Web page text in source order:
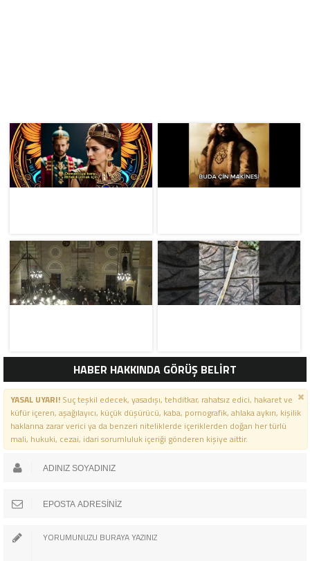
HABER HAKKINDA GÖRÜŞ BELİRT
YASAL UYARI!Suç teşkil edecek, yasadışı, tehditkar, rahatsız edici, hakaret ve
küfür içeren, aşağılayıcı, küçük düşürücü, kaba, pornografik, ahlaka aykırı, kişilik
haklarına zarar verici ya da benzeri niteliklerde içeriklerden doğan her türlü
mali, hukuki, cezai, idari sorumluluk içeriği gönderen kişiye aittir.